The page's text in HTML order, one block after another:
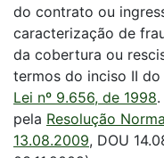
do contrato ou
caracterização de
da cobertura ou
termos do inciso II
Lei nº 9.656, de 1998
pela Resolução
13.08.2009, DOU